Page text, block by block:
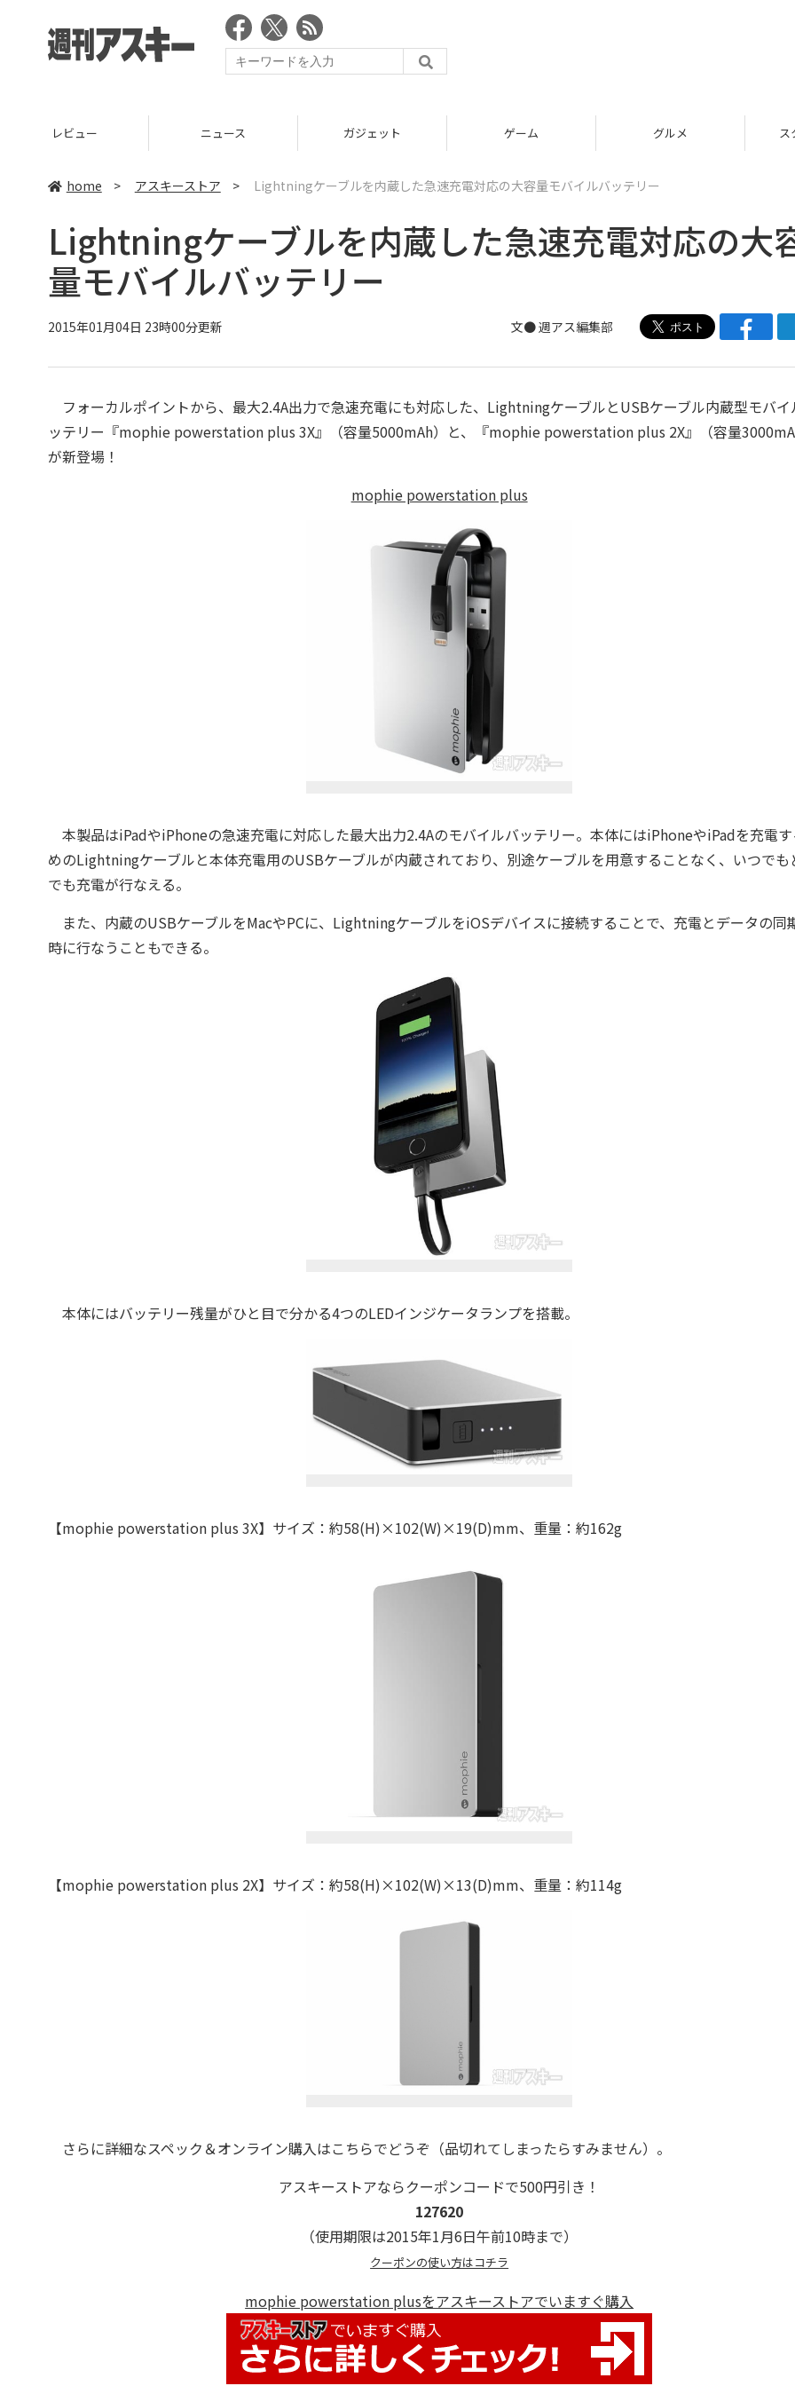
ニュース ガジェット ゲーム グルメ スタートアップ
home > アスキーストア > Lightningケーブルを内蔵した急速充電対応の大容量モバイルバッテリー
Lightningケーブルを内蔵した急速充電対応の大
量モバイルバッテリー
2015年01月04日 23時00分更新 文●週アス編集部
フォーカルポイントから、最大2.4A出力で急速充電にも対応した、LightningケーブルとUSBケーブル内蔵型モバイ
ッテリー『mophie powerstation plus 3X』（容量5000mAh）と、『mophie powerstation plus 2X』（容量
が新登場！
mophie powerstation plus
本製品はiPadやiPhoneの急速充電に対応した最大出力2.4Aのモバイルバッテリー。本体にはiPhoneやiPadを充電
めのLightningケーブルと本体充電用のUSBケーブルが内蔵されており、別途ケーブルを用意することなく、いつでも
でも充電が行なえる。
また、内蔵のUSBケーブルをMacやPCに、LightningケーブルをiOSデバイスに接続することで、充電とデータの同
時に行なうこともできる。
本体にはバッテリー残量がひと目で分かる4つのLEDインジケータランプを搭載。
【mophie powerstation plus 3X】サイズ：約58(H)×102(W)×19(D)mm、重量：約162g
【mophie powerstation plus 2X】サイズ：約58(H)×102(W)×13(D)mm、重量：約114g
さらに詳細なスペック＆オンライン購入はこちらでどうぞ（品切れてしまったらすみません）。
アスキーストアならクーポンコードで500円引き！
127620
（使用期限は2015年1月6日午前10時まで）
クーポンの使い方はコチラ
mophie powerstation plusをアスキーストアでいますぐ購入